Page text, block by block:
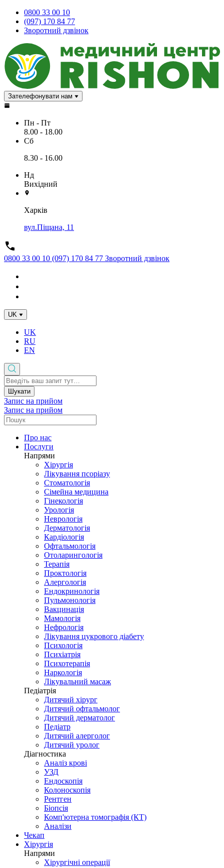
0800 33 00 10
(097) 170 84 77
Зворотний дзвінок
Зателефонувати нам
Пн - Пт
8.00 - 18.00
Сб
8.30 - 16.00
Нд
Вихідний
Харків
вул.Піщана, 11
0800 33 00 10 (097) 170 84 77 Зворотний дзвінок
UK
UK
RU
EN
Шукати
Запис на прийом
Запис на прийом
Про нас
Послуги
Напрями
Хірургія
Лікування псоріазу
Стоматологія
Сімейна медицина
Гінекологія
Урологія
Неврологія
Дерматологія
Кардіологія
Офтальмологія
Отоларингологія
Терапія
Проктологія
Алергологія
Ендокринологія
Пульмонологія
Вакцинація
Мамологія
Нефрологія
Лікування цукрового діабету
Психологія
Психіатрія
Психотерапія
Наркологія
Лікувальний масаж
Педіатрія
Дитячий хірург
Дитячий офтальмолог
Дитячий дерматолог
Педіатр
Дитячий алерголог
Дитячий уролог
Діагностика
Аналіз крові
УЗД
Ендоскопія
Колоноскопія
Рентген
Біопсія
Комп'ютерна томографія (КТ)
Аналізи
Чекап
Хірургія
Напрями
Хірургічні операції